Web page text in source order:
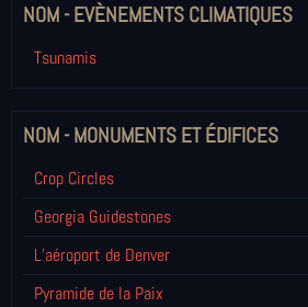
NOM - EVÈNEMENTS CLIMATIQUES
Tsunamis
NOM - MONUMENTS ET ÉDIFICES
Crop Circles
Georgia Guidestones
L’aéroport de Denver
Pyramide de la Paix